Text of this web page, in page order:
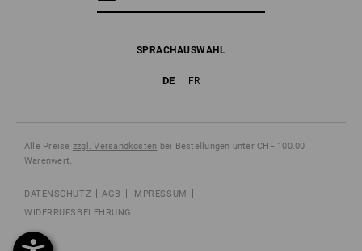
SPRACHAUSWAHL
DE FR
Alle Preise zzgl. Versandkosten bei Bestellungen unter CHF 100.00
Warenwert.
DATENSCHUTZ AGB
IMPRESSUM
WIDERRUFSBELEHRUNG